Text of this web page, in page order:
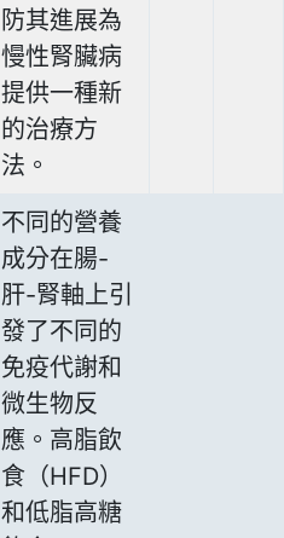
防其進展為
慢性腎臟病
提供一種新
的治療方
法。
不同的營養
成分在腸-
肝-腎軸上引
發了不同的
免疫代謝和
微生物反
應。高脂飲
食（HFD）
和低脂高糖